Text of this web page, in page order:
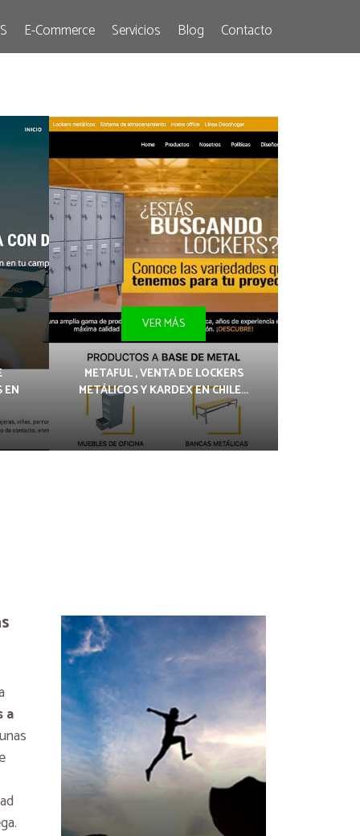
E-Commerce Servicios Blog Contacto
EN
VER MÁS
METAFUL , VENTA DE LOCKERS
METÁLICOS Y KARDEX EN CHILE...
a